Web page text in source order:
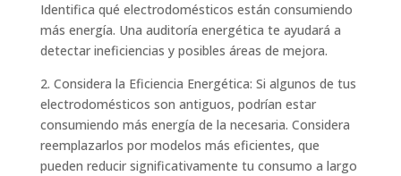
Identifica qué electrodomésticos están consumiendo
más energía. Una auditoría energética te ayudará a
detectar ineficiencias y posibles áreas de mejora.
2. Considera la Eficiencia Energética: Si algunos de tus
electrodomésticos son antiguos, podrían estar
consumiendo más energía de la necesaria. Considera
reemplazarlos por modelos más eficientes, que
pueden reducir significativamente tu consumo a largo